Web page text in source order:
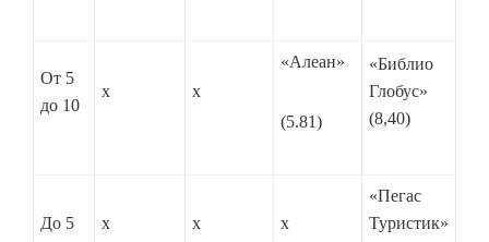
От 5
до 10
х х
«Алеан»
(5.81)
«Библио
Глобус»
(8,40)
До 5 х х х
«Пегас
Турис­тик»